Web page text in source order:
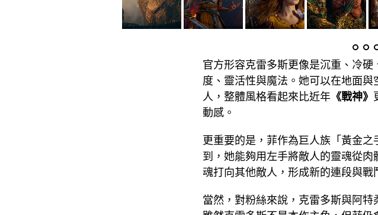
官方形容克雷多斯更像是沉重、冷
度、靈活性與魔法。她可以在地面
人，整體風格看起來比近年 《戰神》
動感。
更重要的是，菲作為巨人族「黃金
到，她能夠用左手將敵人的靈魂從
魂打向其他敵人，形成新的連段與戰
當然，對粉絲來說，克雷多斯與阿特